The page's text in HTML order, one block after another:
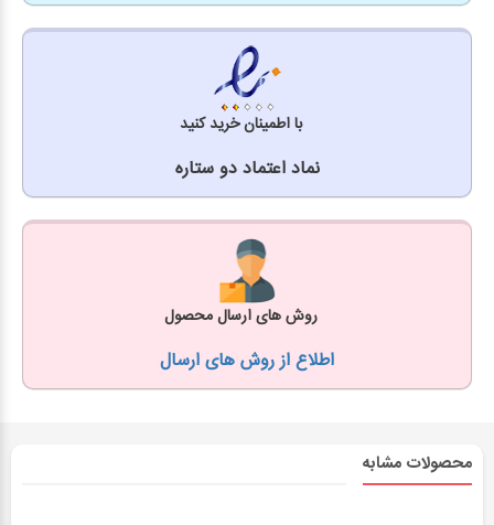
با اطمینان خرید کنید
نماد اعتماد دو ستاره
روش های ارسال محصول
اطلاع از روش های ارسال
محصولات مشابه